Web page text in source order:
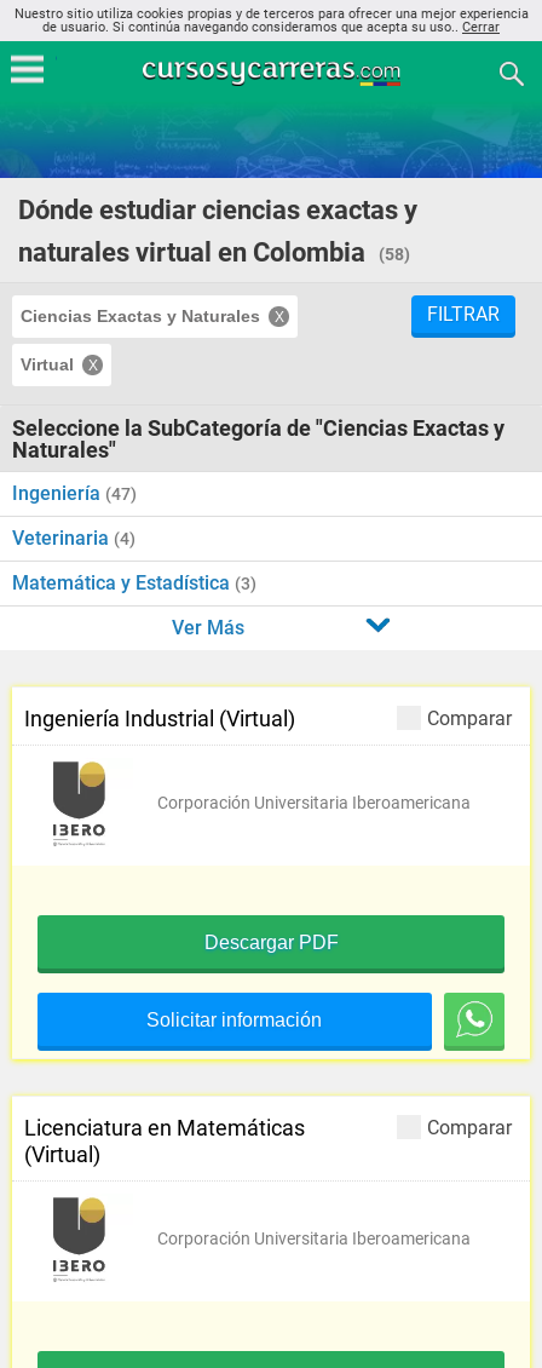
Nuestro sitio utiliza cookies propias y de terceros para ofrecer una mejor experiencia
de usuario. Si continúa navegando consideramos que acepta su uso.. Cerrar
Dónde estudiar ciencias exactas y
naturales virtual en Colombia
(58)
Ciencias Exactas y Naturales
Virtual
FILTRAR
Seleccione la SubCategoría de "Ciencias Exactas y
Naturales"
Ingeniería (47)
Veterinaria (4)
Matemática y Estadística (3)
Ver Más
Comparar
Ingeniería Industrial (Virtual)
Corporación Universitaria Iberoamericana
Descargar PDF
Solicitar información
Comparar
Licenciatura en Matemáticas
(Virtual)
Corporación Universitaria Iberoamericana